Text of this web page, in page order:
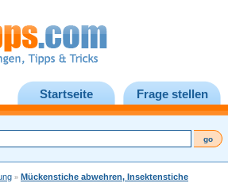
Startseite Frage stellen
» Mückenstiche abwehren, Insektenstiche